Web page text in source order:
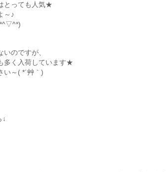
とっても人気★
～♪
のですが、
多く入荷しています★
い～( *´艸｀)
↓